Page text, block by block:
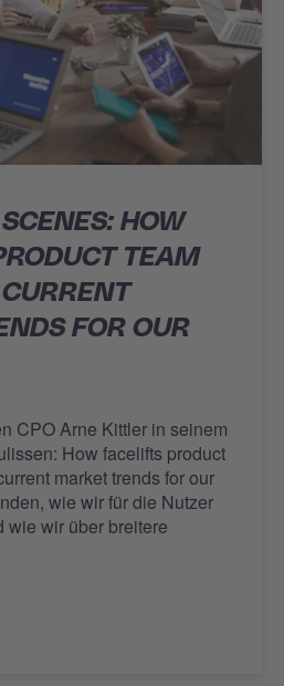
HOW
TEAM
FOR OUR
CPO Arne Kittler in seinem
How facelifts product
market trends for our
wie wir für die Nutzer
wie wir über breitere